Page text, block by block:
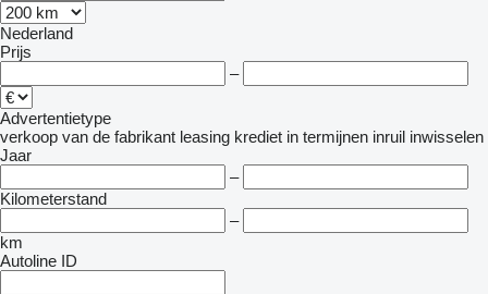
Nederland
Prijs
–
Advertentietype
verkoop van de fabrikant leasing krediet in termijnen inruil inwisselen
Jaar
–
Kilometerstand
–
km
Autoline ID